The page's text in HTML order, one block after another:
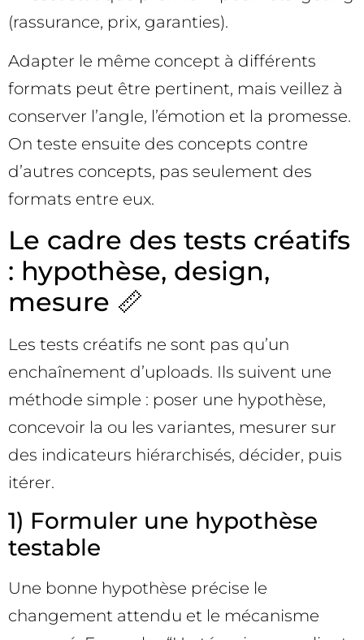
(rassurance, prix, garanties).
Adapter le même concept à différents
formats peut être pertinent, mais veillez à
conserver l’angle, l’émotion et la promesse.
On teste ensuite des concepts contre
d’autres concepts, pas seulement des
formats entre eux.
Le cadre des tests créatifs
: hypothèse, design,
mesure 📏
Les tests créatifs ne sont pas qu’un
enchaînement d’uploads. Ils suivent une
méthode simple : poser une hypothèse,
concevoir la ou les variantes, mesurer sur
des indicateurs hiérarchisés, décider, puis
itérer.
1) Formuler une hypothèse
testable
Une bonne hypothèse précise le
changement attendu et le mécanisme